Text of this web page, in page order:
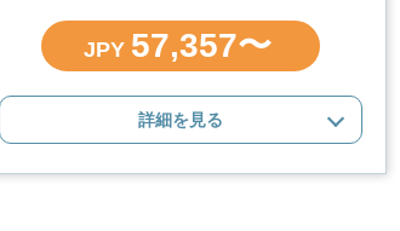
JPY 57,357〜
詳細を見る